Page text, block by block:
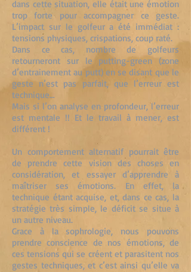
dans cette situation, elle était une émotion
trop forte pour accompagner ce geste.
L’impact sur le golfeur a été immédiat :
tensions physiques, crispations, coup raté.
Dans ce cas, nombre de golfeurs
retourneront sur le putting-green (zone
d’entrainement au putt) en se disant que le
geste n’est pas parfait, que l’erreur est
technique…
Mais si l’on analyse en profondeur, l’erreur
est mentale !! Et le travail à mener, est
différent !
Un comportement alternatif pourrait être
de prendre cette vision des choses en
considération, et essayer d’apprendre à
maîtriser ses émotions. En effet, la
technique étant acquise, et, dans ce cas, la
stratégie très simple, le déficit se situe à
un autre niveau.
Grace à la sophrologie, nous pouvons
prendre conscience de nos émotions, de
ces tensions qui se créent et parasitent nos
gestes techniques, et c’est ainsi qu’elle va